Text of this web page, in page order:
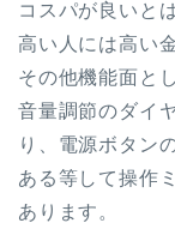
コスパが良いと
高い人には高い
その他機能面と
音量調節のダイ
り、電源ボタン
ある等して操作
あります。